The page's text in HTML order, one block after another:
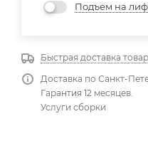
Подъем на
Быстрая доставка
Доставка по Санкт-
Гарантия 12 месяцев.
Услуги сборки